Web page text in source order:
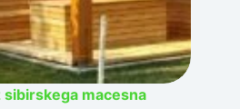
sibirskega macesna